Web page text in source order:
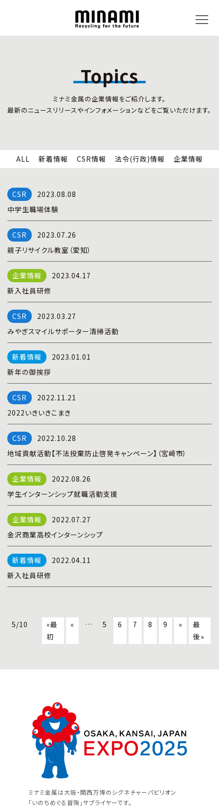
CSR情報
企業情報
全国事業所紹介
事業内容
リサイクルサービス
小型家電リサイクル法
全国の回収対応
Topics
ミナミ金属の企業情報をご紹介します。
最新のニュースリリースやインフォメーションなどをご覧いただけます。
ALL 新着情報 CSR情報 法令(行政)情報 企業情報
2023.08.08
中学生職場体験
2023.07.26
親子リサイクル教室（愛知）
2023.04.17
新入社員研修
2023.03.27
みやぎスマイルサポーター清掃活動
2023.01.01
新年の御挨拶
2022.11.21
2022いきいきこまき
2022.10.28
地域貢献活動【不法投棄防止啓発キャンペーン】（宮崎市）
2022.08.26
学生インターンシップ就職活動支援
2022.07.27
金沢商業高校インターンシップ
2022.04.11
新入社員研修
5/10
«最
初
« … 5 6 7 8 9 »
最
後»
ミナミ金属は大阪・関西万博のシグネチャーパビリオン
「いのちめぐる冒険」サプライヤーです。